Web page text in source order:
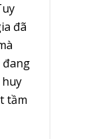
đã
đang
tầm